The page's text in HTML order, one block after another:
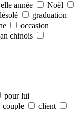
année
Noël
graduation
occasion
chinois
pour lui
couple
client